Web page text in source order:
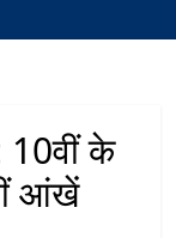
10वीं के
आंखें